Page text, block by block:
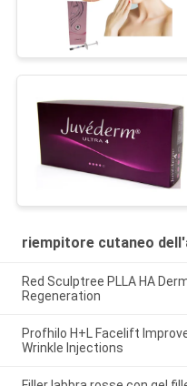
riempitore cutaneo
Red Sculptree PLLA HA
Regeneration
Profhilo H+L Facelift
Wrinkle Injections